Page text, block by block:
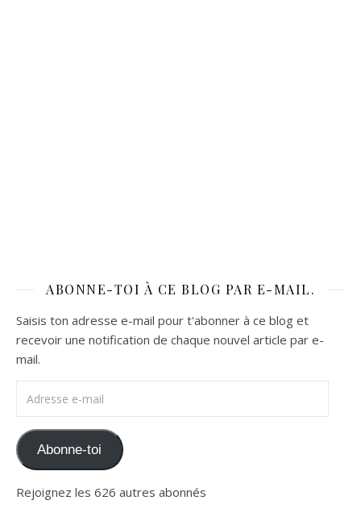
ABONNE-TOI À CE BLOG PAR E-MAIL.
Saisis ton adresse e-mail pour t'abonner à ce blog et
recevoir une notification de chaque nouvel article par e-
mail.
Abonne-toi
Rejoignez les 626 autres abonnés